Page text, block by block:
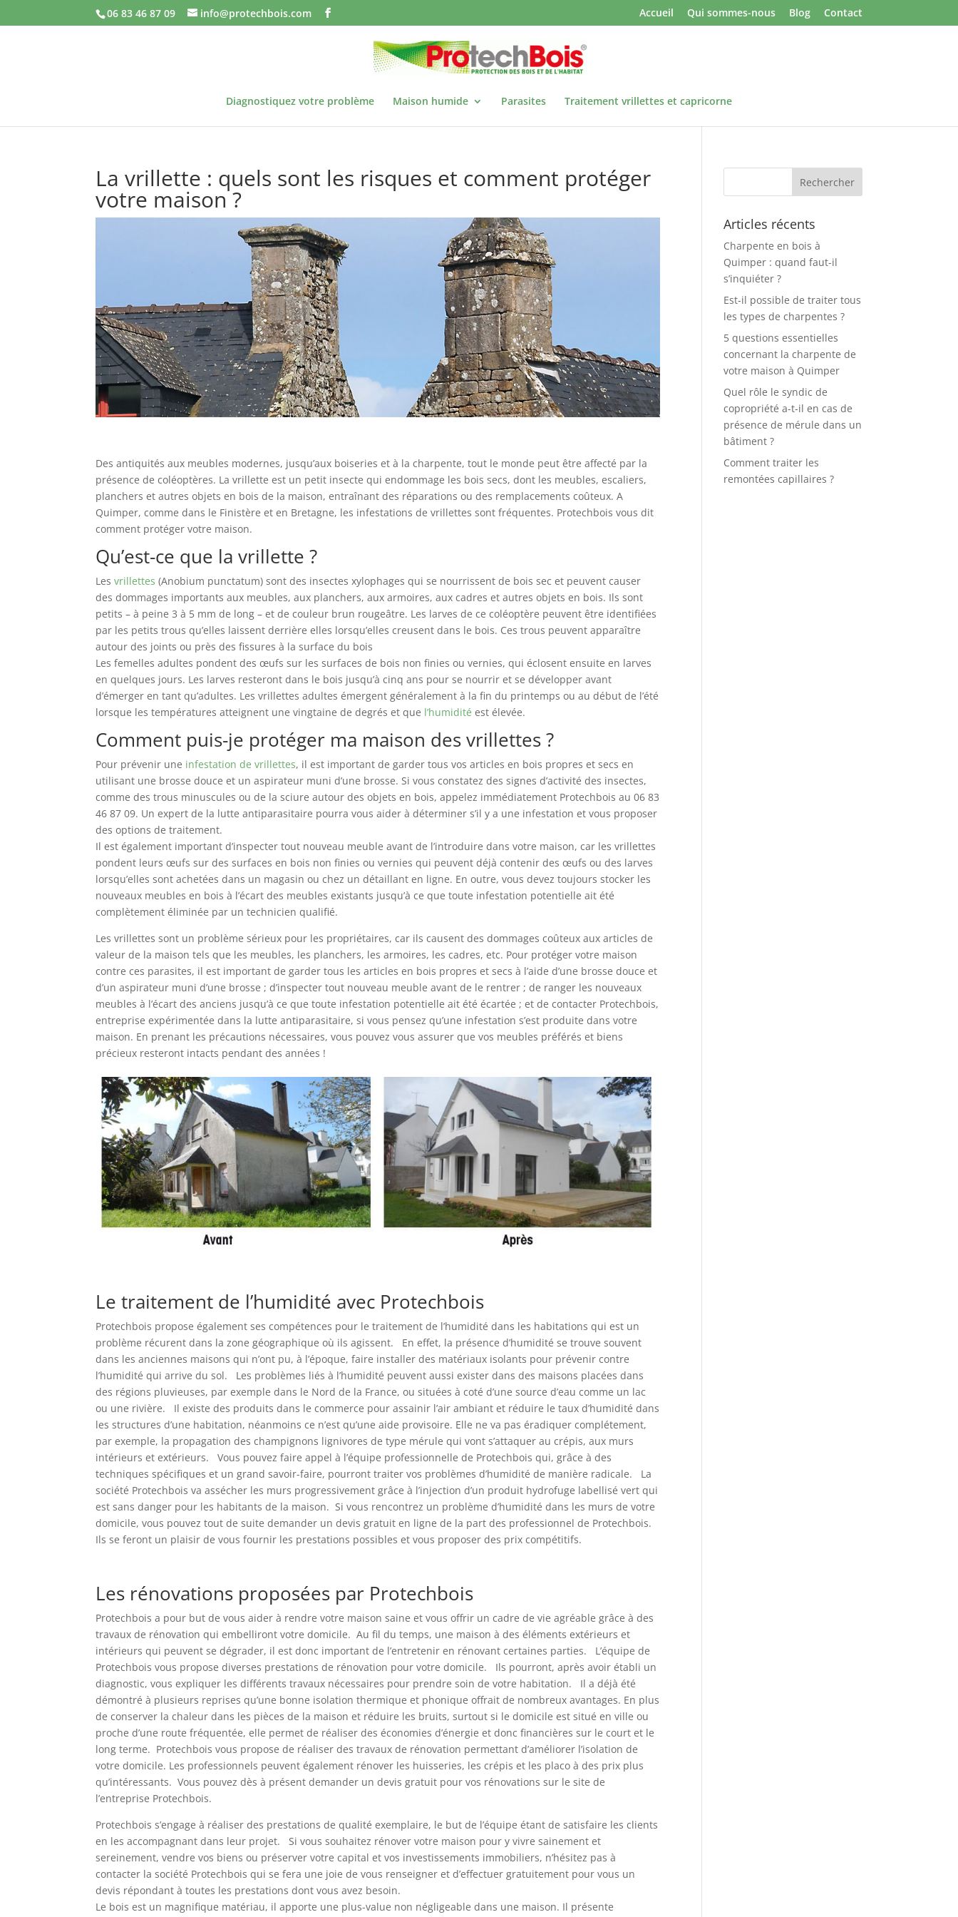
06 83 46 87 09 info@protechbois.com Accueil Qui sommes-nous Blog Contact
Diagnostiquez votre problème Maison humide Parasites Traitement vrillettes et capricorne
La vrillette : quels sont les risques et comment protéger
votre maison ?
Des antiquités aux meubles modernes, jusqu’aux boiseries et à la charpente, tout le monde peut être affecté par la
présence de coléoptères. La vrillette est un petit insecte qui endommage les bois secs, dont les meubles, escaliers,
planchers et autres objets en bois de la maison, entraînant des réparations ou des remplacements coûteux. A
Quimper, comme dans le Finistère et en Bretagne, les infestations de vrillettes sont fréquentes. Protechbois vous dit
comment protéger votre maison.
Qu’est-ce que la vrillette ?
Lesvrillettes (Anobium punctatum) sont des insectes xylophages qui se nourrissent de bois sec et peuvent causer
des dommages importants aux meubles, aux planchers, aux armoires, aux cadres et autres objets en bois. Ils sont
petits – à peine 3 à 5 mm de long – et de couleur brun rougeâtre. Les larves de ce coléoptère peuvent être identifiées
par les petits trous qu’elles laissent derrière elles lorsqu’elles creusent dans le bois. Ces trous peuvent apparaître
autour des joints ou près des fissures à la surface du bois
Les femelles adultes pondent des œufs sur les surfaces de bois non finies ou vernies, qui éclosent ensuite en larves
en quelques jours. Les larves resteront dans le bois jusqu’à cinq ans pour se nourrir et se développer avant
d’émerger en tant qu’adultes. Les vrillettes adultes émergent généralement à la fin du printemps ou au début de l’été
lorsque les températures atteignent une vingtaine de degrés et que l’humidité est élevée.
Comment puis-je protéger ma maison des vrillettes ?
Pour prévenir une infestation de vrillettes, il est important de garder tous vos articles en bois propres et secs en
utilisant une brosse douce et un aspirateur muni d’une brosse. Si vous constatez des signes d’activité des insectes,
comme des trous minuscules ou de la sciure autour des objets en bois, appelez immédiatement Protechbois au 06 83
46 87 09. Un expert de la lutte antiparasitaire pourra vous aider à déterminer s’il y a une infestation et vous proposer
des options de traitement.
Il est également important d’inspecter tout nouveau meuble avant de l’introduire dans votre maison, car les vrillettes
pondent leurs œufs sur des surfaces en bois non finies ou vernies qui peuvent déjà contenir des œufs ou des larves
lorsqu’elles sont achetées dans un magasin ou chez un détaillant en ligne. En outre, vous devez toujours stocker les
nouveaux meubles en bois à l’écart des meubles existants jusqu’à ce que toute infestation potentielle ait été
complètement éliminée par un technicien qualifié.
Les vrillettes sont un problème sérieux pour les propriétaires, car ils causent des dommages coûteux aux articles de
valeur de la maison tels que les meubles, les planchers, les armoires, les cadres, etc. Pour protéger votre maison
contre ces parasites, il est important de garder tous les articles en bois propres et secs à l’aide d’une brosse douce et
d’un aspirateur muni d’une brosse ; d’inspecter tout nouveau meuble avant de le rentrer ; de ranger les nouveaux
meubles à l’écart des anciens jusqu’à ce que toute infestation potentielle ait été écartée ; et de contacter Protechbois,
entreprise expérimentée dans la lutte antiparasitaire, si vous pensez qu’une infestation s’est produite dans votre
maison. En prenant les précautions nécessaires, vous pouvez vous assurer que vos meubles préférés et biens
précieux resteront intacts pendant des années !
Le traitement de l’humidité avec Protechbois
Protechbois propose également ses compétences pour le traitement de l’humidité dans les habitations qui est un
problème récurent dans la zone géographique où ils agissent. En effet, la présence d’humidité se trouve souvent
dans les anciennes maisons qui n’ont pu, à l’époque, faire installer des matériaux isolants pour prévenir contre
l’humidité qui arrive du sol. Les problèmes liés à l’humidité peuvent aussi exister dans des maisons placées dans
des régions pluvieuses, par exemple dans le Nord de la France, ou situées à coté d’une source d’eau comme un lac
ou une rivière. Il existe des produits dans le commerce pour assainir l’air ambiant et réduire le taux d’humidité dans
les structures d’une habitation, néanmoins ce n’est qu’une aide provisoire. Elle ne va pas éradiquer complétement,
par exemple, la propagation des champignons lignivores de type mérule qui vont s’attaquer au crépis, aux murs
intérieurs et extérieurs. Vous pouvez faire appel à l’équipe professionnelle de Protechbois qui, grâce à des
techniques spécifiques et un grand savoir-faire, pourront traiter vos problèmes d’humidité de manière radicale. La
société Protechbois va assécher les murs progressivement grâce à l’injection d’un produit hydrofuge labellisé vert qui
est sans danger pour les habitants de la maison. Si vous rencontrez un problème d’humidité dans les murs de votre
domicile, vous pouvez tout de suite demander un devis gratuit en ligne de la part des professionnel de Protechbois.
Ils se feront un plaisir de vous fournir les prestations possibles et vous proposer des prix compétitifs.
Les rénovations proposées par Protechbois
Protechbois a pour but de vous aider à rendre votre maison saine et vous offrir un cadre de vie agréable grâce à des
travaux de rénovation qui embelliront votre domicile. Au fil du temps, une maison à des éléments extérieurs et
intérieurs qui peuvent se dégrader, il est donc important de l’entretenir en rénovant certaines parties. L’équipe de
Protechbois vous propose diverses prestations de rénovation pour votre domicile. Ils pourront, après avoir établi un
diagnostic, vous expliquer les différents travaux nécessaires pour prendre soin de votre habitation. Il a déjà été
démontré à plusieurs reprises qu’une bonne isolation thermique et phonique offrait de nombreux avantages. En plus
de conserver la chaleur dans les pièces de la maison et réduire les bruits, surtout si le domicile est situé en ville ou
proche d’une route fréquentée, elle permet de réaliser des économies d’énergie et donc financières sur le court et le
long terme. Protechbois vous propose de réaliser des travaux de rénovation permettant d’améliorer l’isolation de
votre domicile. Les professionnels peuvent également rénover les huisseries, les crépis et les placo à des prix plus
qu’intéressants. Vous pouvez dès à présent demander un devis gratuit pour vos rénovations sur le site de
l’entreprise Protechbois.
Protechbois s’engage à réaliser des prestations de qualité exemplaire, le but de l’équipe étant de satisfaire les clients
en les accompagnant dans leur projet. Si vous souhaitez rénover votre maison pour y vivre sainement et
sereinement, vendre vos biens ou préserver votre capital et vos investissements immobiliers, n’hésitez pas à
contacter la société Protechbois qui se fera une joie de vous renseigner et d’effectuer gratuitement pour vous un
devis répondant à toutes les prestations dont vous avez besoin.
Le bois est un magnifique matériau, il apporte une plus-value non négligeable dans une maison. Il présente
Articles récents
Charpente en bois à
Quimper : quand faut-il
s’inquiéter ?
Est-il possible de traiter tous
les types de charpentes ?
5 questions essentielles
concernant la charpente de
votre maison à Quimper
Quel rôle le syndic de
copropriété a-t-il en cas de
présence de mérule dans un
bâtiment ?
Comment traiter les
remontées capillaires ?